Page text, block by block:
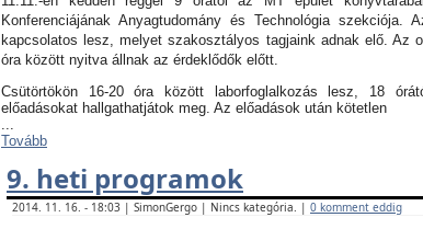
Konferenciájának Anyagtudomány és Technológia szekciója.
kapcsolatos lesz, melyet szakosztályos tagjaink adnak elő. Az
óra között nyitva állnak az érdeklődők előtt.
Csütörtökön 16-20 óra között laborfoglalkozás lesz, 18
előadásokat hallgathatjátok meg. Az előadások után kötetlen
...
Tovább
9. heti programok
2014. 11. 16. - 18:03 | SimonGergo | Nincs kategória. | 0 komment eddig